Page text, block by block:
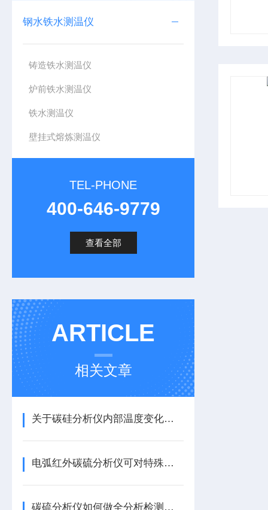
钢水铁水测温仪
铸造铁水测温仪
炉前铁水测温仪
铁水测温仪
壁挂式熔炼测温仪
TEL-PHONE
400-646-9779
查看全部
ARTICLE
相关文章
关于碳硅分析仪内部温度变化的秒向的问题探讨
电弧红外碳硫分析仪可对特殊材料进行分析
碳硫分析仪如何做全分析检测方法